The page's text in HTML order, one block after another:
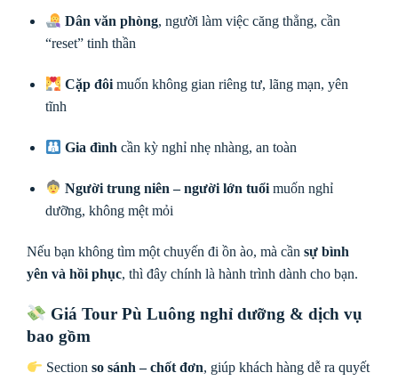
Dân văn phòng, người làm việc căng thẳng, cần
“reset” tinh thần
Cặp đôi muốn không gian riêng tư, lãng mạn, yên
tĩnh
Gia đình cần kỳ nghỉ nhẹ nhàng, an toàn
Người trung niên – người lớn tuổi muốn nghỉ
dưỡng, không mệt mỏi
Nếu bạn không tìm một chuyến đi ồn ào, mà cần sự bình
yên và hồi phục, thì đây chính là hành trình dành cho bạn.
Giá Tour Pù Luông nghỉ dưỡng & dịch vụ
bao gồm
Sectionso sánh – chốt đơn, giúp khách hàng dễ ra quyết